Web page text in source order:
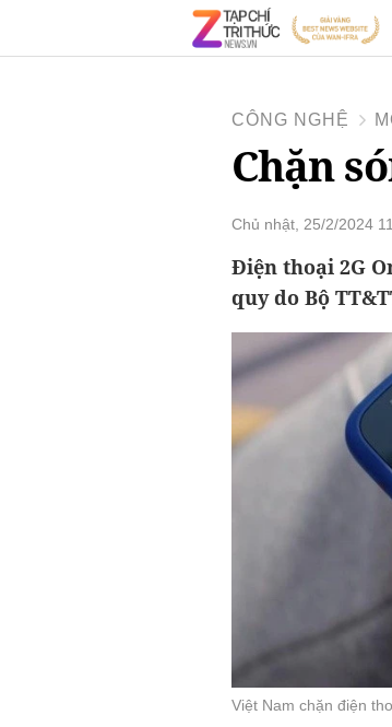
CÔNG NGHỆ
Chặn
Chủ nhật, 25/2/2024
Điện thoại 2G
quy do Bộ
Việt Nam chặn điện